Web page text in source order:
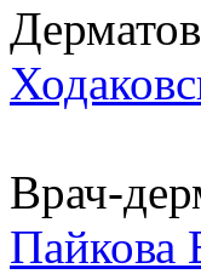
Врач-
Пайкова